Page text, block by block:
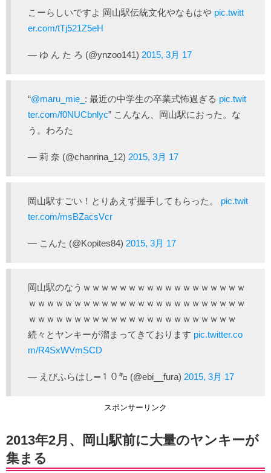
こーらしいですよ 岡山駅伝統文化やなもはや pic.twitt
er.com/tTj521Z5eH
— ゆ ん た ろ (@ynzoo141) 2015, 3月 17
“@maru_mie_ : 最近の中学生の卒業式怖過ぎる pic.twit
ter.com/f0NUCbnlyc” こんなん、岡山駅におった。な
う。わろた
— 莉 奈 (@chanrina_12) 2015, 3月 17
岡山駅すごい！とりあえず握手してもらった。 pic.twit
ter.com/msBZacsVcr
— こんた (@Kopites84) 2015, 3月 17
岡山駅のなうｗｗｗｗｗｗｗｗｗｗｗｗｗｗｗｗｗｗ
ｗｗｗｗｗｗｗｗｗｗｗｗｗｗｗｗｗｗｗｗｗｗｗｗ
ｗｗｗｗｗｗｗｗｗｗｗｗｗｗｗｗｗｗｗｗｗｗｗ
続々とヤンキーが溜まってきております pic.twitter.co
m/R4SxWVmSCD
— えびふらはし➖１０㌔ (@ebi__fura) 2015, 3月 17
スポンサーリンク
2013年2月、岡山駅前に大量のヤンキーが
集まる